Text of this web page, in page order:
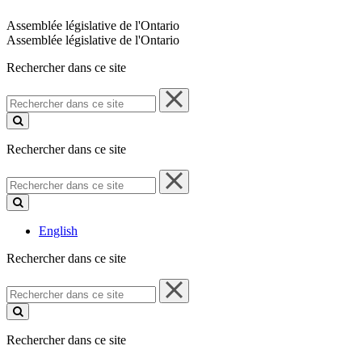
Assemblée législative de l'Ontario
Assemblée législative de l'Ontario
Rechercher dans ce site
Rechercher
dans
ce
Rechercher dans ce site
Rechercher
dans
ce
English
Rechercher dans ce site
Rechercher
dans
ce
Rechercher dans ce site